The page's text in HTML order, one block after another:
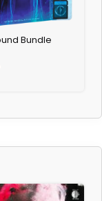
Bundle